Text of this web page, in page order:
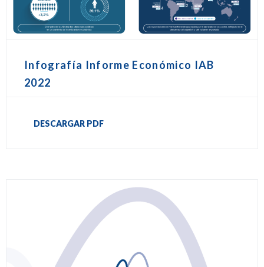
Infografía Informe Económico IAB
2022
DESCARGAR PDF